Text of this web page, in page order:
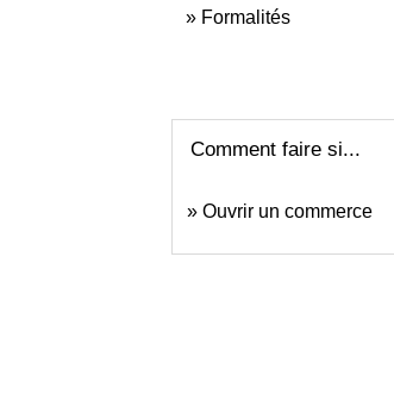
Formalités
Comment faire si...
Ouvrir un commerce